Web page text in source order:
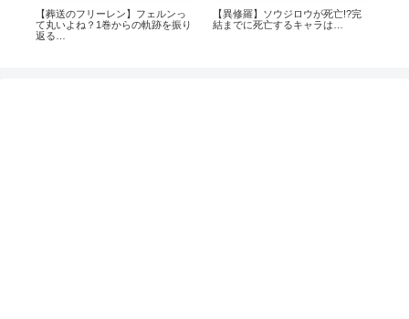
【葬送のフリーレン】フェルンっ
て丸いよね？1巻からの軌跡を振り
返る…
【異修羅】ソウジロウが死亡!?完
結までに死亡するキャラは…